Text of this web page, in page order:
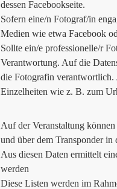
dessen Facebookseite.
Sofern eine/n Fotograf/in
Medien wie etwa Facebook
Sollte ein/e professionelle/r
Verantwortung. Auf die
die Fotografin verantwortlich.
Einzelheiten wie z. B. zum
Auf der Veranstaltung
und über dem Transponder in
Aus diesen Daten ermittelt
werden
Diese Listen werden im